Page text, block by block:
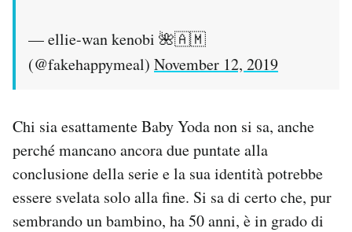
— ellie-wan kenobi 🌺🇦🇲
(@fakehappymeal) November 12, 2019
Chi sia esattamente Baby Yoda non si sa, anche
perché mancano ancora due puntate alla
conclusione della serie e la sua identità potrebbe
essere svelata solo alla fine. Si sa di certo che, pur
sembrando un bambino, ha 50 anni, è in grado di